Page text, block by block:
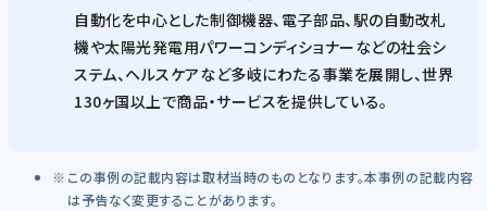
自動化を中心とした制御機器、電子部品、駅の自動改札
機や太陽光発電用パワーコンディショナーなどの社会シ
ステム、ヘルスケアなど多岐にわたる事業を展開し、世界
130ヶ国以上で商品・サービスを提供している。
この事例の記載内容は取材当時のものとなります。本事例の記載内容
は予告なく変更することがあります。